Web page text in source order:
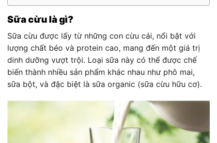
Sữa cừu là gì?
Sữa cừu được lấy từ những con cừu cái, nổi bật với
lượng chất béo và protein cao, mang đến một giá trị
dinh dưỡng vượt trội. Loại sữa này có thể được chế
biến thành nhiều sản phẩm khác nhau như phô mai,
sữa bột, và đặc biệt là sữa organic (sữa cừu hữu cơ).